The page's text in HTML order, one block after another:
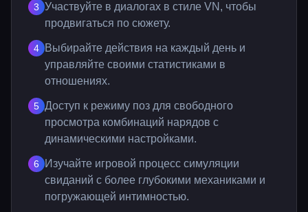
3 Участвуйте в диалогах в стиле VN, чтобы
продвигаться по сюжету.
4
Выбирайте действия на каждый день и
управляйте своими статистиками в
отношениях.
5 Доступ к режиму поз для свободного
просмотра комбинаций нарядов с
динамическими настройками.
6
Изучайте игровой процесс симуляции
свиданий с более глубокими механиками и
погружающей интимностью.